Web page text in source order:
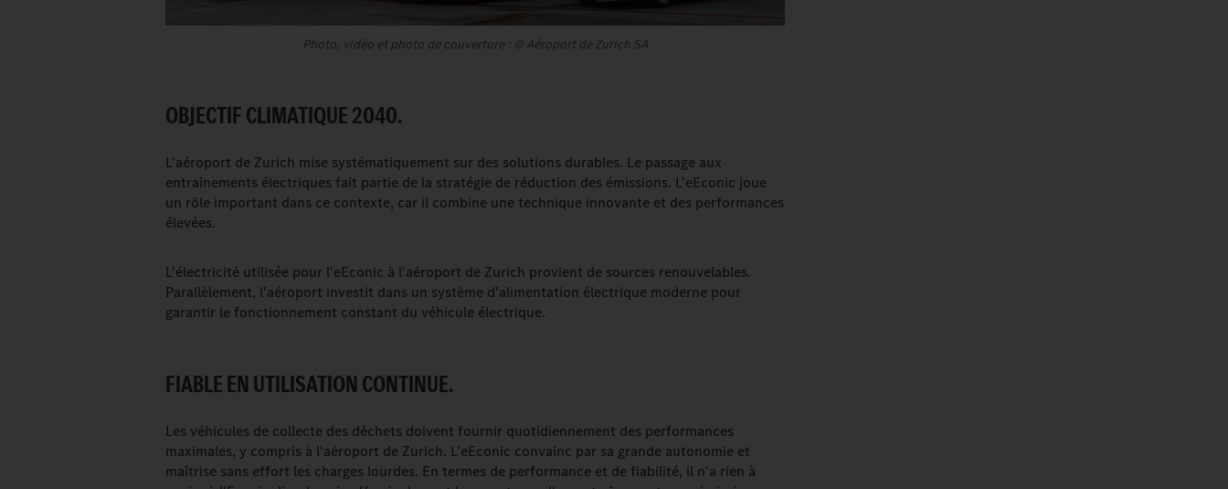
Photo, vidéo et photo de couverture : © Aéroport de Zurich SA
OBJECTIF CLIMATIQUE 2040.
L'aéroport de Zurich mise systématiquement sur des solutions durables. Le passage aux
entraînements électriques fait partie de la stratégie de réduction des émissions. L'eEconic joue
un rôle important dans ce contexte, car il combine une technique innovante et des performances
élevées.
L'électricité utilisée pour l'eEconic à l'aéroport de Zurich provient de sources renouvelables.
Parallèlement, l'aéroport investit dans un système d'alimentation électrique moderne pour
garantir le fonctionnement constant du véhicule électrique.
FIABLE EN UTILISATION CONTINUE.
Les véhicules de collecte des déchets doivent fournir quotidiennement des performances
maximales, y compris à l'aéroport de Zurich. L'eEconic convainc par sa grande autonomie et
maîtrise sans effort les charges lourdes. En termes de performance et de fiabilité, il n'a rien à